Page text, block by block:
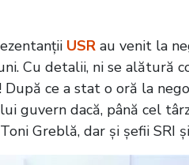
USR au venit la
Cu detalii, ni se alătură
ce a stat o oră la
guvern dacă, până cel
Greblă, dar și șefii SRI